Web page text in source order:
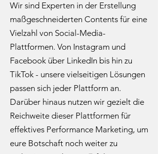
Wir sind Experten in der Erstellung
maßgeschneiderten Contents für eine
Vielzahl von Social-Media-
Plattformen. Von Instagram und
Facebook über LinkedIn bis hin zu
TikTok - unsere vielseitigen Lösungen
passen sich jeder Plattform an.
Darüber hinaus nutzen wir gezielt die
Reichweite dieser Plattformen für
effektives Performance Marketing, um
eure Botschaft noch weiter zu